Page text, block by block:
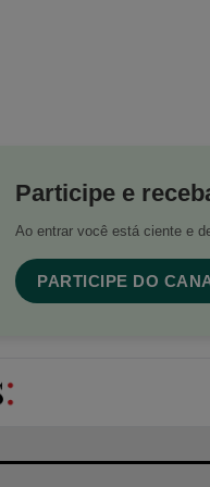
Participe e
Ao entrar você está ciente e
PARTICIPE DO